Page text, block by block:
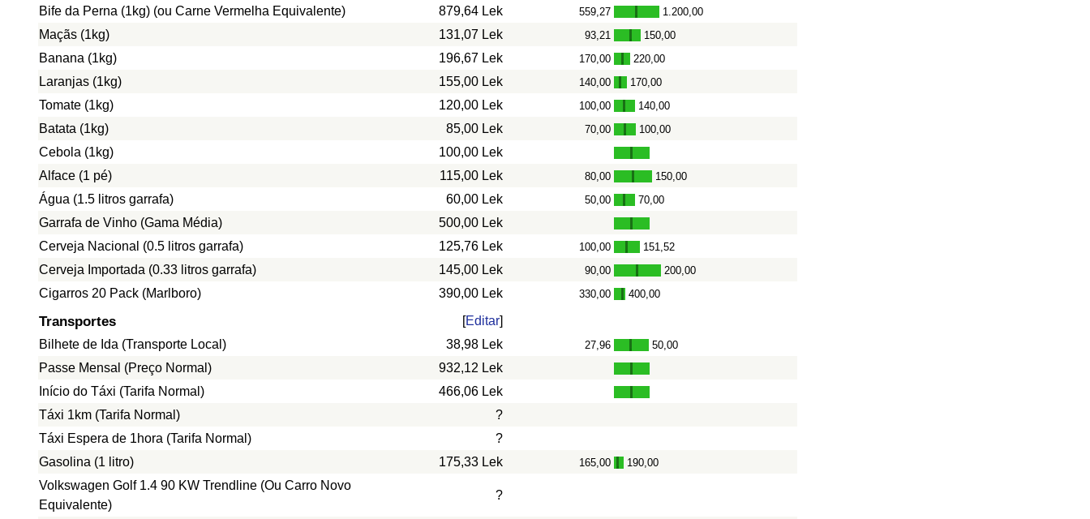
Bife da Perna (1kg) (ou Carne Vermelha Equivalente) 879,64 Lek 559,27 - 1.200,00
Maçãs (1kg) 131,07 Lek 93,21 - 150,00
Banana (1kg) 196,67 Lek 170,00 - 220,00
Laranjas (1kg) 155,00 Lek 140,00 - 170,00
Tomate (1kg) 120,00 Lek 100,00 - 140,00
Batata (1kg) 85,00 Lek 70,00 - 100,00
Cebola (1kg)
100,00 Lek
Alface (1 pé)
115,00 Lek 80,00 - 150,00
Água (1.5 litros garrafa) 60,00 Lek 50,00 - 70,00
Garrafa de Vinho (Gama Média)
500,00 Lek
Cerveja Nacional (0.5 litros garrafa)
125,76 Lek 100,00 - 151,52
Cerveja Importada (0.33 litros garrafa) 145,00 Lek 90,00 - 200,00
Cigarros 20 Pack (Marlboro) 390,00 Lek 330,00 - 400,00
Transportes [Editar]
Bilhete de Ida (Transporte Local)
38,98 Lek 27,96 - 50,00
Passe Mensal (Preço Normal)
932,12 Lek
Início do Táxi (Tarifa Normal)
466,06 Lek
Táxi 1km (Tarifa Normal)
?
Táxi Espera de 1hora (Tarifa Normal)
?
Gasolina (1 litro)
175,33 Lek 165,00 - 190,00
Volkswagen Golf 1.4 90 KW Trendline (Ou Carro Novo
Equivalente)
?